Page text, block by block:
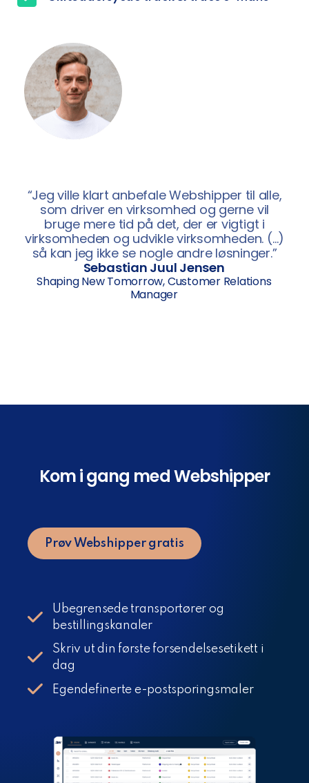
“Jeg ville klart anbefale Webshipper til alle,
som driver en virksomhed og gerne vil
bruge mere tid på det, der er vigtigt i
virksomheden og udvikle virksomheden. (…)
så kan jeg ikke se nogle andre løsninger.”
Sebastian Juul Jensen
Shaping New Tomorrow, Customer Relations
Manager
Kom i gang med Webshipper
Prøv Webshipper gratis
Ubegrensede transportører og
bestillingskanaler
Skriv ut din første forsendelsesetikett i
dag
Egendefinerte e-postsporingsmaler